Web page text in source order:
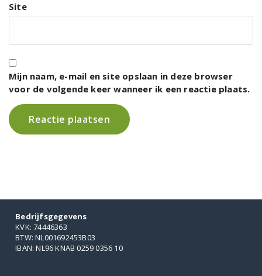
Site
Mijn naam, e-mail en site opslaan in deze browser
voor de volgende keer wanneer ik een reactie plaats.
Bedrijfsgegevens
KVK: 74446363
BTW: NL001692453B03
IBAN: NL96 KNAB 0259 0356 10